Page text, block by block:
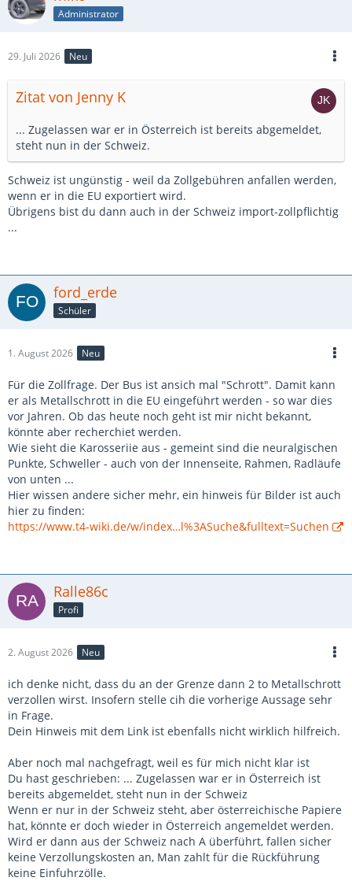
Administrator
29. Juli 2026 Neu
Zitat von Jenny K
... Zugelassen war er in Österreich ist bereits abgemeldet,
steht nun in der Schweiz.
Schweiz ist ungünstig - weil da Zollgebühren anfallen werden,
wenn er in die EU exportiert wird.
Übrigens bist du dann auch in der Schweiz import-zollpflichtig
...
ford_erde
Schüler
1. August 2026 Neu
Für die Zollfrage. Der Bus ist ansich mal "Schrott". Damit kann
er als Metallschrott in die EU eingeführt werden - so war dies
vor Jahren. Ob das heute noch geht ist mir nicht bekannt,
könnte aber recherchiet werden.
Wie sieht die Karosseriie aus - gemeint sind die neuralgischen
Punkte, Schweller - auch von der Innenseite, Rahmen, Radläufe
von unten ...
Hier wissen andere sicher mehr, ein hinweis für Bilder ist auch
hier zu finden:
https://www.t4-wiki.de/w/index…l%3ASuche&fulltext=Suchen
Ralle86c
Profi
2. August 2026 Neu
ich denke nicht, dass du an der Grenze dann 2 to Metallschrott
verzollen wirst. Insofern stelle cih die vorherige Aussage sehr
in Frage.
Dein Hinweis mit dem Link ist ebenfalls nicht wirklich hilfreich.
Aber noch mal nachgefragt, weil es für mich nicht klar ist
Du hast geschrieben: ... Zugelassen war er in Österreich ist
bereits abgemeldet, steht nun in der Schweiz
Wenn er nur in der Schweiz steht, aber österreichische Papiere
hat, könnte er doch wieder in Österreich angemeldet werden.
Wird er dann aus der Schweiz nach A überführt, fallen sicher
keine Verzollungskosten an, Man zahlt für die Rückführung
keine Einfuhrzölle.